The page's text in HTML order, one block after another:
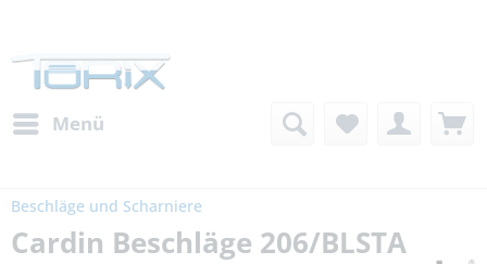
Menü
Beschläge und Scharniere
Cardin Beschläge 206/BLSTA